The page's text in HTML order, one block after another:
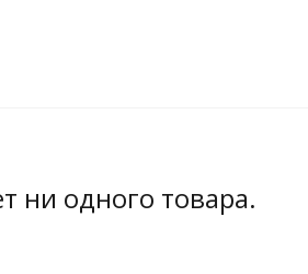
ни одного товара.